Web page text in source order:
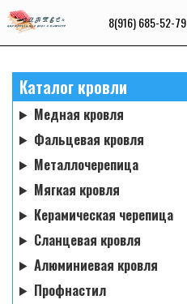
8(916) 685-52-79
Каталог кровли
Медная кровля
Фальцевая кровля
Металлочерепица
Мягкая кровля
Керамическая черепица
Сланцевая кровля
Алюминиевая кровля
Профнастил